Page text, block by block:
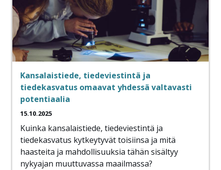
Kansalaistiede, tiedeviestintä ja
tiedekasvatus omaavat yhdessä valtavasti
potentiaalia
15.10.2025
Kuinka kansalaistiede, tiedeviestintä ja
tiedekasvatus kytkeytyvät toisiinsa ja mitä
haasteita ja mahdollisuuksia tähän sisältyy
nykyajan muuttuvassa maailmassa?